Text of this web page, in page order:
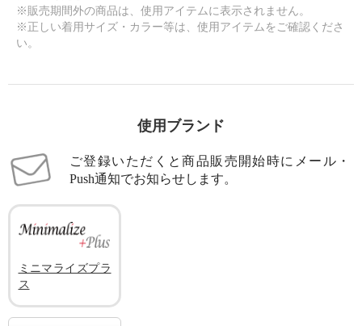
※販売期間外の商品は、使用アイテムに表示されません。
※正しい着用サイズ・カラー等は、使用アイテムをご確認くださ
い。
使用ブランド
ご登録いただくと商品販売開始時にメール・
Push通知でお知らせします。
ミニマライズプラ
ス